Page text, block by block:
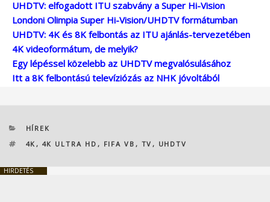
UHDTV: elfogadott ITU szabvány a Super Hi-Vision
Londoni Olimpia Super Hi-Vision/UHDTV formátumban
UHDTV: 4K és 8K felbontás az ITU ajánlás-tervezetében
4K videoformátum, de melyik?
Egy lépéssel közelebb az UHDTV megvalósulásához
Itt a 8K felbontású televíziózás az NHK jóvoltából
KATEGÓRIÁK
HÍREK
CÍMKÉK
4K , 4K ULTRA HD , FIFA VB , TV , UHDTV
HIRDETÉS